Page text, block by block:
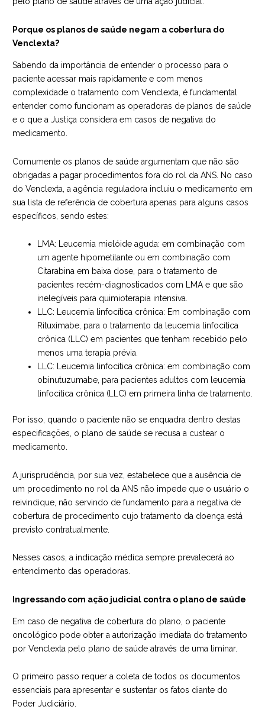
Porque os planos de saúde negam a cobertura do
Venclexta?
Sabendo da importância de entender o processo para o
paciente acessar mais rapidamente e com menos
complexidade o tratamento com Venclexta, é fundamental
entender como funcionam as operadoras de planos de saúde
e o que a Justiça considera em casos de negativa do
medicamento.
Comumente os planos de saúde argumentam que não são
obrigadas a pagar procedimentos fora do rol da ANS . No caso
do Venclexta, a agência reguladora incluiu o medicamento em
sua lista de referência de cobertura apenas para alguns casos
específicos, sendo estes:
LMA: Leucemia mielóide aguda: em combinação com
um agente hipometilante ou em combinação com
Citarabina em baixa dose, para o tratamento de
pacientes recém-diagnosticados com LMA e que são
inelegíveis para quimioterapia intensiva.
LLC: Leucemia linfocítica crônica: Em combinação com
Rituximabe, para o tratamento da leucemia linfocítica
crônica (LLC) em pacientes que tenham recebido pelo
menos uma terapia prévia.
LLC: Leucemia linfocítica crônica: em combinação com
obinutuzumabe, para pacientes adultos com leucemia
linfocítica crônica (LLC) em primeira linha de tratamento.
Por isso, quando o paciente não se enquadra dentro destas
especificações, o plano de saúde se recusa a custear o
medicamento.
A jurisprudência, por sua vez, estabelece que a ausência de
um procedimento no rol da ANS não impede que o usuário o
reivindique, não servindo de fundamento para a negativa de
cobertura de procedimento cujo tratamento da doença está
previsto contratualmente.
Nesses casos, a indicação médica sempre prevalecerá ao
entendimento das operadoras.
Ingressando com ação judicial contra o plano de saúde
Em caso de negativa de cobertura do plano, o paciente
oncológico pode obter a autorização imediata do tratamento
por Venclexta pelo plano de saúde através de uma liminar.
O primeiro passo requer a coleta de todos os documentos
essenciais para apresentar e sustentar os fatos diante do
Poder Judiciário.